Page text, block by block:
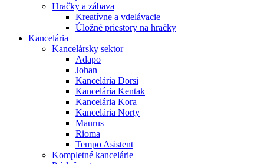
Hračky a zábava
Kreatívne a vdelávacie
Úložné priestory na hračky
Kancelária
Kancelársky sektor
Adapo
Johan
Kancelária Dorsi
Kancelária Kentak
Kancelária Kora
Kancelária Norty
Maurus
Rioma
Tempo Asistent
Kompletné kancelárie